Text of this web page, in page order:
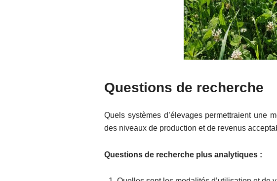
Questions de recherche
Quels systèmes d’élevages permettraient une
des niveaux de production et de revenus
Questions de recherche plus analytiques :